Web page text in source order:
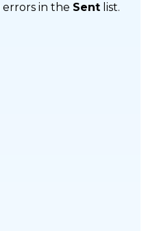
errors in the Sent list.